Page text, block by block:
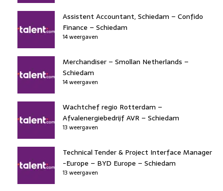
Assistent Accountant, Schiedam – Confido
Finance – Schiedam
14 weergaven
Merchandiser – Smollan Netherlands –
Schiedam
14 weergaven
Wachtchef regio Rotterdam –
Afvalenergiebedrijf AVR – Schiedam
13 weergaven
Technical Tender & Project Interface Manager
-Europe – BYD Europe – Schiedam
13 weergaven